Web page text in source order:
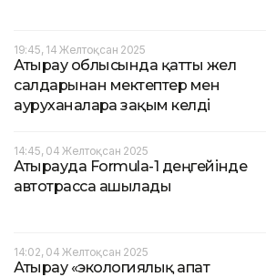
19:45, 14 Желтоқсан 2025
Атырау облысында қатты жел
салдарынан мектептер мен
ауруханаларға зақым келді
14:45, 04 Желтоқсан 2025
Атырауда Formula-1 деңгейінде
автотрасса ашылады
14:02, 04 Желтоқсан 2025
Атырау «экологиялық апат